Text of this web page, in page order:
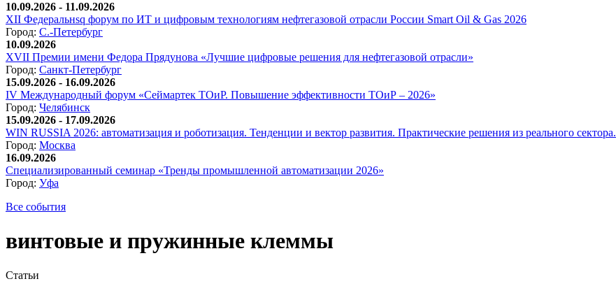
10.09.2026 - 11.09.2026
XII Федеральнsq форум по ИТ и цифровым технологиям нефтегазовой отрасли России Smart Oil & Gas 2026
Город: С.-Петербург
10.09.2026
XVII Премии имени Федора Прядунова «Лучшие цифровые решения для нефтегазовой отрасли»
Город: Санкт-Петербург
15.09.2026 - 16.09.2026
IV Международный форум «Сеймартек ТОиР. Повышение эффективности ТОиР – 2026»
Город: Челябинск
15.09.2026 - 17.09.2026
WIN RUSSIA 2026: автоматизация и роботизация. Тенденции и вектор развития. Практические решения из реального сектора.
Город: Москва
16.09.2026
Специализированный семинар «Тренды промышленной автоматизации 2026»
Город: Уфа
Все события
винтовые и пружинные клеммы
Статьи